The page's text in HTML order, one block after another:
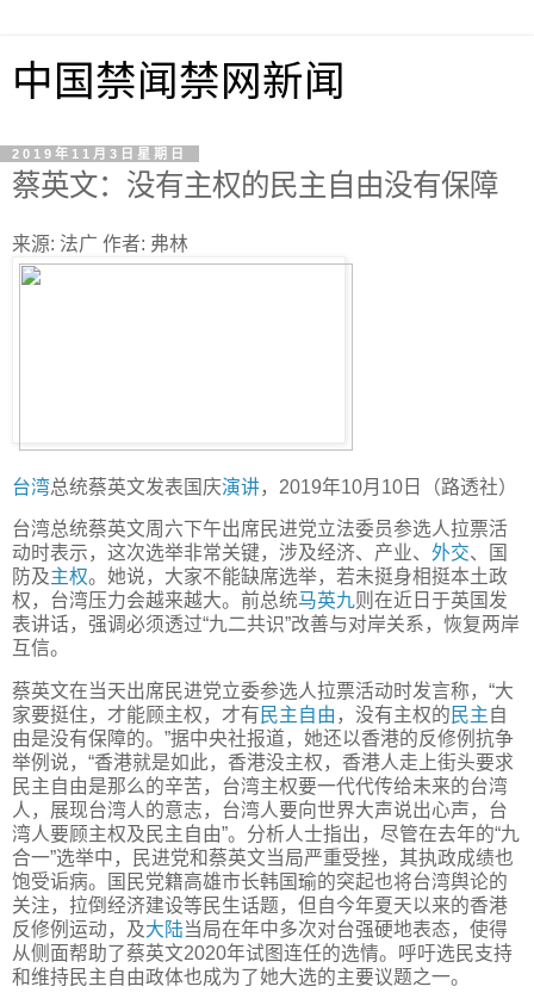
中国禁闻禁网新闻
2019年11月3日星期日
蔡英文：没有主权的民主自由没有保障
来源: 法广 作者: 弗林
台湾总统蔡英文发表国庆演讲，2019年10月10日（路透社）
台湾总统蔡英文周六下午出席民进党立法委员参选人拉票活
动时表示，这次选举非常关键，涉及经济、产业、 外交、国
防及主权。她说，大家不能缺席选举，若未挺身相挺本土政
权，台湾压力会越来越大。前总统马英九则在近日于英国发
表讲话，强调必须透过“九二共识”改善与对岸关系，恢复两岸
互信。
蔡英文在当天出席民进党立委参选人拉票活动时发言称，“大
家要挺住，才能顾主权，才有 民主自由 ，没有主权的 民主自
由是没有保障的。”据中央社报道，她还以香港的反修例抗争
举例说，“香港就是如此，香港没主权，香港人走上街头要求
民主自由是那么的辛苦，台湾主权要一代代传给未来的台湾
人，展现台湾人的意志，台湾人要向世界大声说出心声，台
湾人要顾主权及民主自由”。分析人士指出，尽管在去年的“九
合一”选举中，民进党和蔡英文当局严重受挫，其执政成绩也
饱受诟病。国民党籍高雄市长韩国瑜的突起也将台湾舆论的
关注，拉倒经济建设等民生话题，但自今年夏天以来的香港
反修例运动，及大陆当局在年中多次对台强硬地表态，使得
从侧面帮助了蔡英文2020年试图连任的选情。呼吁选民支持
和维持民主自由政体也成为了她大选的主要议题之一。